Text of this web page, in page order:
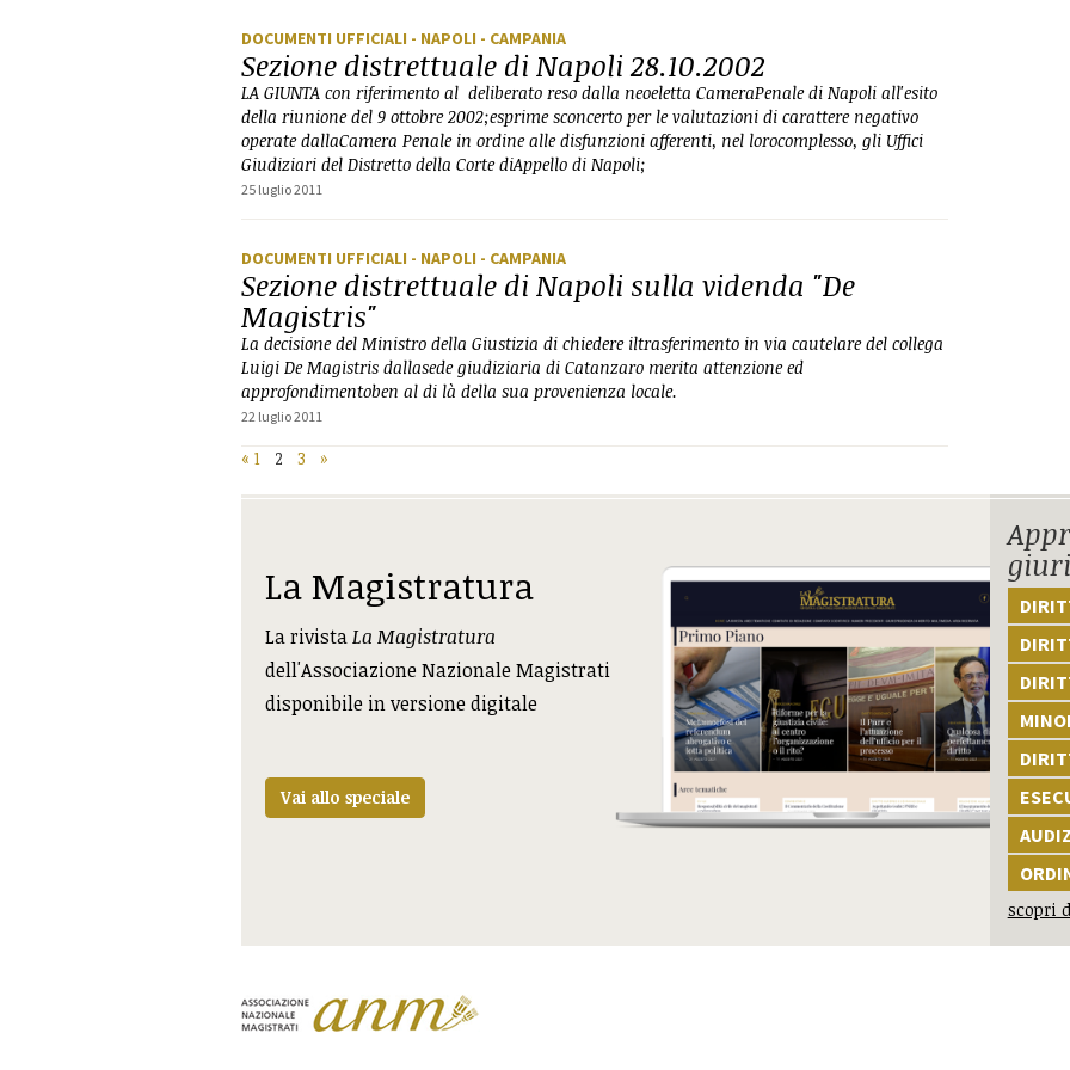
DOCUMENTI UFFICIALI - NAPOLI - CAMPANIA
Sezione distrettuale di Napoli 28.10.2002
LA GIUNTA con riferimento al deliberato reso dalla neoeletta CameraPenale di Napoli all'esito
della riunione del 9 ottobre 2002;esprime sconcerto per le valutazioni di carattere negativo
operate dallaCamera Penale in ordine alle disfunzioni afferenti, nel lorocomplesso, gli Uffici
Giudiziari del Distretto della Corte diAppello di Napoli;
25 luglio 2011
DOCUMENTI UFFICIALI - NAPOLI - CAMPANIA
Sezione distrettuale di Napoli sulla videnda "De
Magistris"
La decisione del Ministro della Giustizia di chiedere iltrasferimento in via cautelare del collega
Luigi De Magistris dallasede giudiziaria di Catanzaro merita attenzione ed
approfondimentoben al di là della sua provenienza locale.
22 luglio 2011
« 1 2 3 »
La Magistratura
La rivistaLa Magistratura
dell'Associazione Nazionale Magistrati
disponibile in versione digitale
Vai allo speciale
scopri